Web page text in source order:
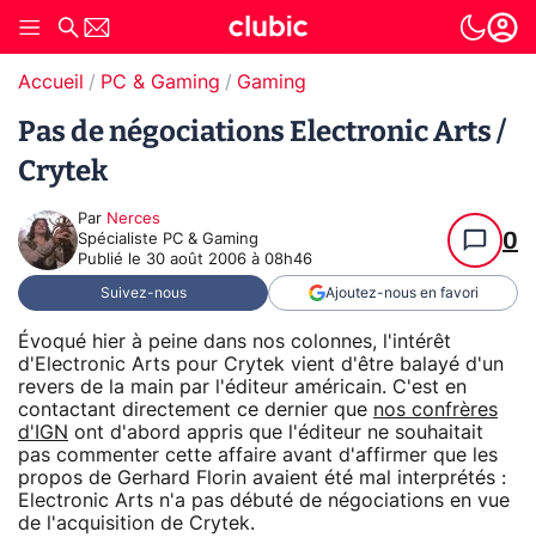
Accueil PC & Gaming Gaming
Pas de négociations Electronic Arts /
Crytek
Par Nerces
Spécialiste PC & Gaming
Publié le 30 août 2006 à 08h46
0
Suivez-nous Ajoutez-nous en favori
Évoqué hier à peine dans nos colonnes, l'intérêt
d'Electronic Arts pour Crytek vient d'être balayé d'un
revers de la main par l'éditeur américain. C'est en
contactant directement ce dernier que nos confrères
d'IGN ont d'abord appris que l'éditeur ne souhaitait
pas commenter cette affaire avant d'affirmer que les
propos de Gerhard Florin avaient été mal interprétés :
Electronic Arts n'a pas débuté de négociations en vue
de l'acquisition de Crytek.